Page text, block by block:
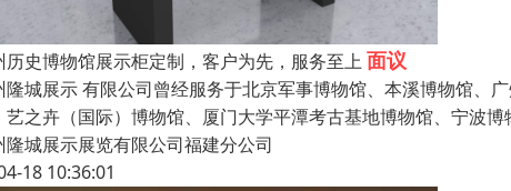
历史博物馆展示柜定制，客户为先，服务至上 面议
隆城展示 有限公司曾经服务于北京军事博物馆、本溪博物馆、
艺之卉（国际）博物馆、厦门大学平潭考古基地博物馆、宁波
隆城展示展览有限公司福建分公司
18 10:36:01